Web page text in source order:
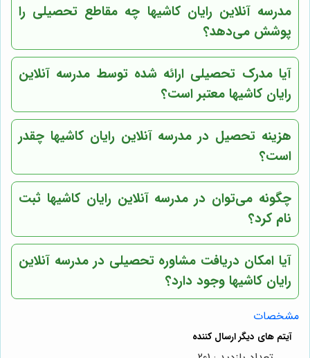
مدرسه آنلاین رایان کاشیها چه مقاطع تحصیلی را
پوشش می‌دهد؟
آیا مدرک تحصیلی ارائه شده توسط مدرسه آنلاین
رایان کاشیها معتبر است؟
هزینه تحصیل در مدرسه آنلاین رایان کاشیها چقدر
است؟
چگونه می‌توان در مدرسه آنلاین رایان کاشیها ثبت
نام کرد؟
آیا امکان دریافت مشاوره تحصیلی در مدرسه آنلاین
رایان کاشیها وجود دارد؟
مشخصات